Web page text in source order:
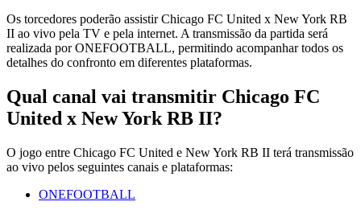
Os torcedores poderão assistir Chicago FC United x New York RB
II ao vivo pela TV e pela internet. A transmissão da partida será
realizada por ONEFOOTBALL, permitindo acompanhar todos os
detalhes do confronto em diferentes plataformas.
Qual canal vai transmitir Chicago FC
United x New York RB II?
O jogo entre Chicago FC United e New York RB II terá transmissão
ao vivo pelos seguintes canais e plataformas:
ONEFOOTBALL